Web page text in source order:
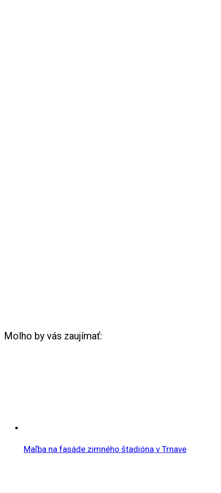
Molho by vás zaujímať:
Maľba na fasáde zimného štadióna v Trnave